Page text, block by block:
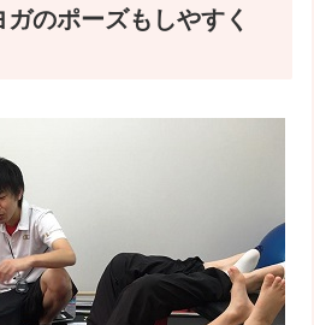
のポーズもしやすく